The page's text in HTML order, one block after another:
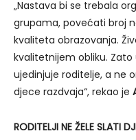
„Nastava bi se trebala
grupama, povećati broj
kvaliteta obrazovanja.
kvalitetnijem obliku.
ujedinjuje roditelje, a ne
djece razdvaja“, rekao je
RODITELJI NE ŽELE SLATI